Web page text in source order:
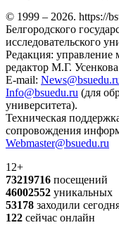
© 1999 – 2026. https://
Белгородского
исследовательского
Редакция:
редактор М.Г.
E-mail:
Info@bsuedu.ru (для
университета).
Техническая
сопровождения
Webmaster@bsuedu.ru
12+
73219716 посещений
46002552 уникальных
53178 заходили
122 сейчас онлайн